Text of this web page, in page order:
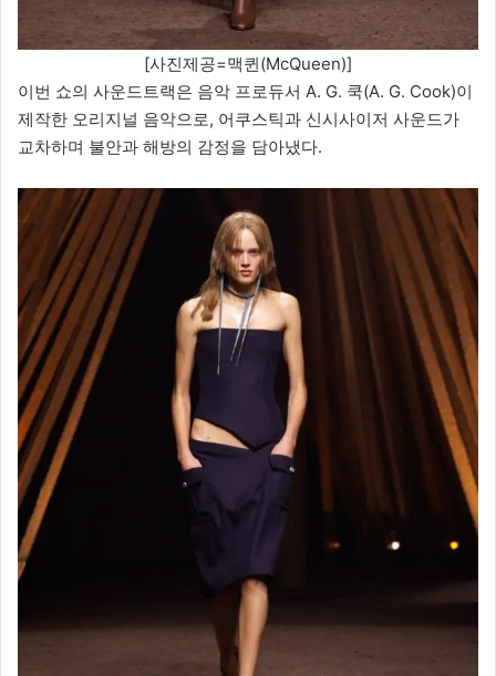
[사진제공=맥퀸(McQueen)]
이번 쇼의 사운드트랙은 음악 프로듀서 A. G. 쿡(A. G. Cook)이
제작한 오리지널 음악으로, 어쿠스틱과 신시사이저 사운드가
교차하며 불안과 해방의 감정을 담아냈다.